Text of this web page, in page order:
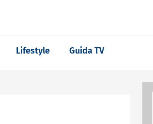
Lifestyle Guida TV